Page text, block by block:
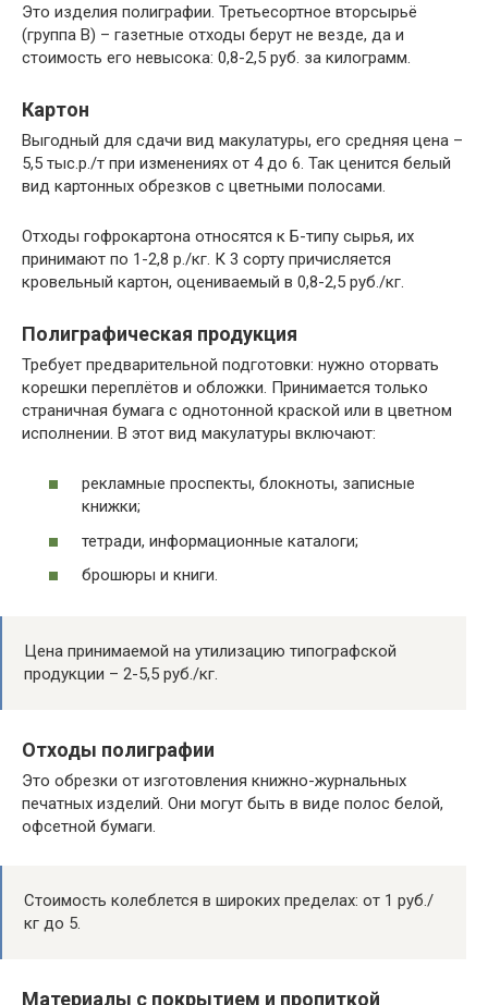
Это изделия полиграфии. Третьесортное вторсырьё
(группа В) – газетные отходы берут не везде, да и
стоимость его невысока: 0,8-2,5 руб. за килограмм.
Картон
Выгодный для сдачи вид макулатуры, его средняя цена –
5,5 тыс.р./т при изменениях от 4 до 6. Так ценится белый
вид картонных обрезков с цветными полосами.
Отходы гофрокартона относятся к Б-типу сырья, их
принимают по 1-2,8 р./кг. К 3 сорту причисляется
кровельный картон, оцениваемый в 0,8-2,5 руб./кг.
Полиграфическая продукция
Требует предварительной подготовки: нужно оторвать
корешки переплётов и обложки. Принимается только
страничная бумага с однотонной краской или в цветном
исполнении. В этот вид макулатуры включают:
рекламные проспекты, блокноты, записные
книжки;
тетради, информационные каталоги;
брошюры и книги.
Цена принимаемой на утилизацию типографской
продукции – 2-5,5 руб./кг.
Отходы полиграфии
Это обрезки от изготовления книжно-журнальных
печатных изделий. Они могут быть в виде полос белой,
офсетной бумаги.
Стоимость колеблется в широких пределах: от 1 руб./
кг до 5.
Материалы с покрытием и пропиткой